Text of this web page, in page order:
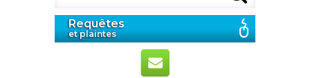
Requêtes
et plaintes